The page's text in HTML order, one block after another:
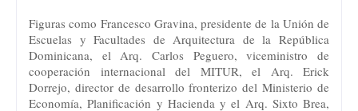
Figuras como Francesco Gravina, presidente de la Unión de
Escuelas y Facultades de Arquitectura de la República
Dominicana, el Arq. Carlos Peguero, viceministro de
cooperación internacional del MITUR, el Arq. Erick
Dorrejo, director de desarrollo fronterizo del Ministerio de
Economía, Planificación y Hacienda y el Arq. Sixto Brea,